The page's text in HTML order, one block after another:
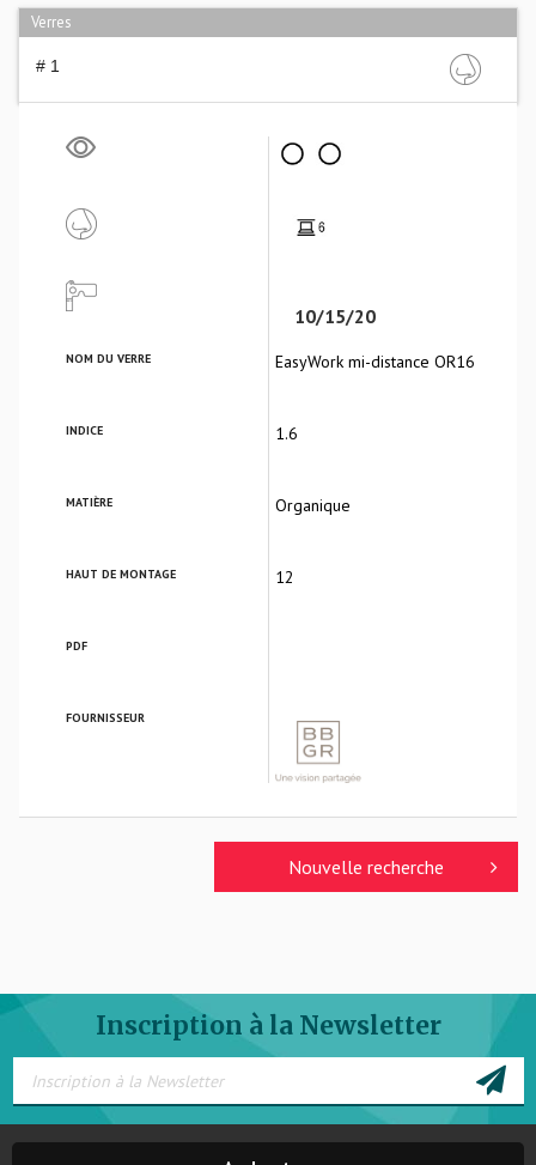
Verres
# 1
10/15/20
NOM DU VERRE EasyWork mi-distance OR16
INDICE 1.6
MATIÈRE Organique
HAUT DE MONTAGE 12
PDF
FOURNISSEUR
Nouvelle recherche
Inscription à la Newsletter